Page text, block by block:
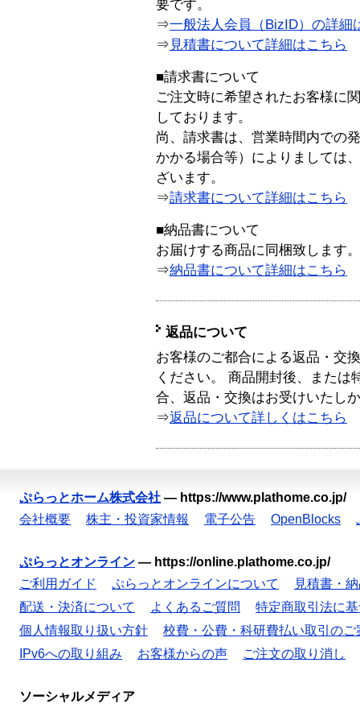
要です。
⇒一般法人会員（BizID）の詳細
⇒ 見積書について詳細はこちら
■請求書について
ご注文時に希望されたお客様に
しております。
尚、請求書は、営業時間内での
かかる場合等）によりましては
ざいます。
⇒請求書について詳細はこちら
■納品書について
お届けする商品に同梱致します。
⇒納品書について詳細はこちら
返品について
お客様のご都合による返品・交
ください。 商品開封後、または
合、返品・交換はお受けいたし
⇒返品について詳しくはこちら
ぷらっとホーム株式会社 — https://www.plathome.co.jp/
会社概要
株主・投資家情報 電子公告 OpenBlocks
ぷらっとオンライン — https://online.plathome.co.jp/
ご利用ガイド
ぷらっとオンラインについて
見積書・
配送・決済について
よくあるご質問
特定商取引法に
個人情報取り扱い方針
校費・公費・科研費払い取引のご
IPv6への取り組み
お客様からの声 ご注文の取り消し
ソーシャルメディア